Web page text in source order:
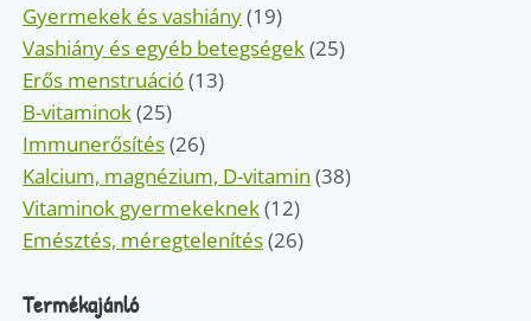
Gyermekek és vashiány(19)
Vashiány és egyéb betegségek(25)
Erős menstruáció(13)
B-vitaminok(25)
Immunerősítés(26)
Kalcium, magnézium, D-vitamin (38)
Vitaminok gyermekeknek(12)
Emésztés, méregtelenítés(26)
Termékajánló